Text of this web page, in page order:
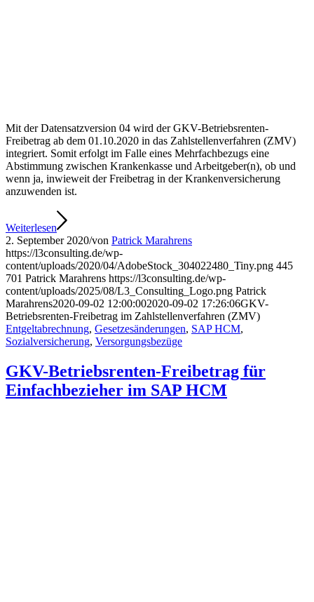
Mit der Datensatzversion 04 wird der GKV-Betriebsrenten-
Freibetrag ab dem 01.10.2020 in das Zahlstellenverfahren (ZMV)
integriert. Somit erfolgt im Falle eines Mehrfachbezugs eine
Abstimmung zwischen Krankenkasse und Arbeitgeber(n), ob und
wenn ja, inwieweit der Freibetrag in der Krankenversicherung
anzuwenden ist.
Weiterlesen
2. September 2020/von Patrick Marahrens
https://l3consulting.de/wp-
content/uploads/2020/04/AdobeStock_304022480_Tiny.png 445
701 Patrick Marahrens https://l3consulting.de/wp-
content/uploads/2025/08/L3_Consulting_Logo.png Patrick
Marahrens2020-09-02 12:00:002020-09-02 17:26:06GKV-
Betriebsrenten-Freibetrag im Zahlstellenverfahren (ZMV)
Entgeltabrechnung, Gesetzesänderungen, SAP HCM,
Sozialversicherung, Versorgungsbezüge
GKV-Betriebsrenten-Freibetrag für
Einfachbezieher im SAP HCM